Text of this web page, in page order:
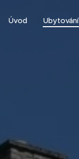
Úvod Ubytování